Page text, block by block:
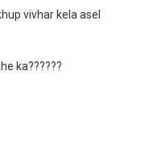
vivhar kela asel
ka??????